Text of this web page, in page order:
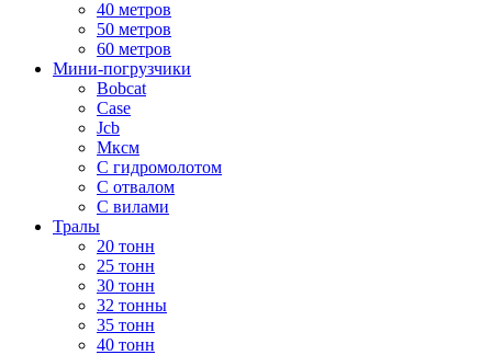
40 метров
50 метров
60 метров
Мини-погрузчики
Bobcat
Case
Jcb
Мксм
С гидромолотом
С отвалом
С вилами
Тралы
20 тонн
25 тонн
30 тонн
32 тонны
35 тонн
40 тонн